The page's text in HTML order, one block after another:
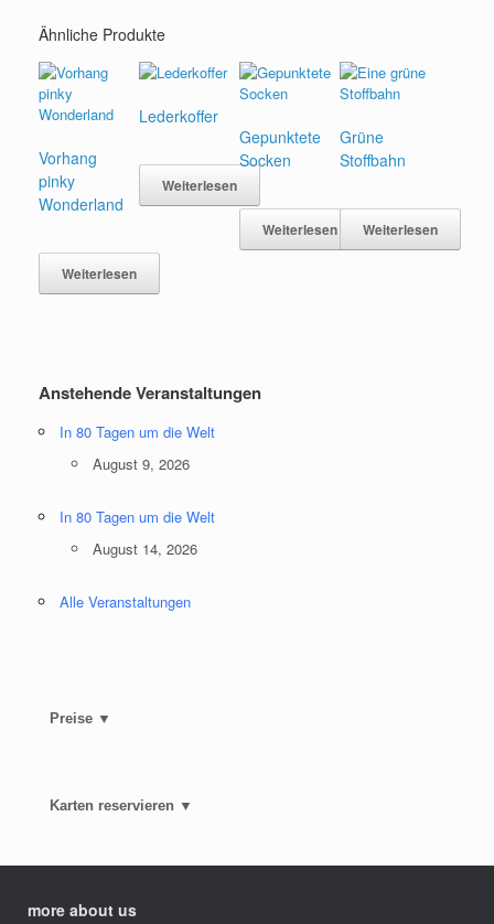
Ähnliche Produkte
Vorhang
pinky
Wonderland
Weiterlesen
Lederkoffer
Weiterlesen
Gepunktete
Socken
Weiterlesen
Grüne
Stoffbahn
Weiterlesen
Anstehende Veranstaltungen
In 80 Tagen um die Welt
August 9, 2026
In 80 Tagen um die Welt
August 14, 2026
Alle Veranstaltungen
Preise ▼
Karten reservieren ▼
more about us